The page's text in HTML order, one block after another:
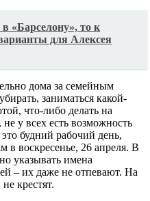
«Барселону», то к
для Алексея
дома за семейным
заниматься какой-
что-либо делать на
у всех есть возможность
будний рабочий день,
в воскресенье, 26 апреля. В
указывать имена
– их даже не отпевают. На
крестят.